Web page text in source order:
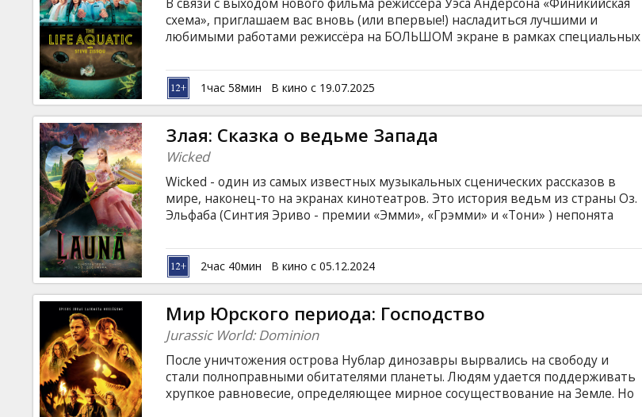
схема», приглашаем вас вновь (или впервые!) насладиться лучшими и
любимыми работами режиссёра на БОЛЬШОМ экране в рамках специальных
история об известном океанологе Стиве Зиссу, который занимается съёмкой
документальных картин, описывающих подводную среду и саму жизнь её
обитателей.
1час 58мин В кино с 19.07.2025
Злая: Cказка о ведьме Запада
Wicked
Wicked - один из самых известных музыкальных сценических рассказов в
мире, наконец-то на экранах кинотеатров. Это история ведьм из страны Оз.
Эльфаба (Синтия Эриво - премии «Эмми», «Грэмми» и «Тони» ) непонята
свою истинную силу. Глинда (суперзвезда Ариана Гранде) -популярная
молодая женщина, которой предстоит раскрыть свое истинное сердце.
После встречи с Волшебником страны Оз их дружба оказывается на
перепутье. Фильм на английском языке с субтитрами на латышском и
русском языках.
2час 40мин В кино с 05.12.2024
Мир Юрского периода: Господство
Jurassic World: Dominion
После уничтожения острова Нублар динозавры вырвались на свободу и
стали полноправными обитателями планеты. Людям удается поддерживать
хрупкое равновесие, определяющее мирное сосуществование на Земле. Но